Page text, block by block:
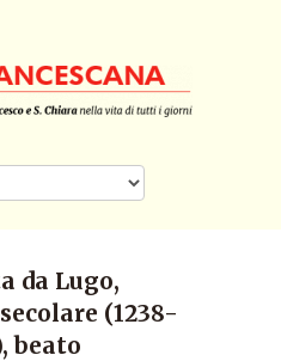
da Lugo,
(1238-
beato